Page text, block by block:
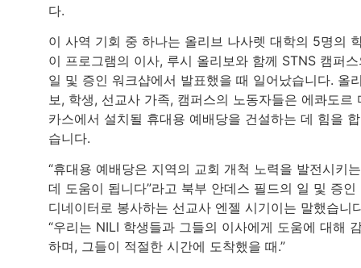
다.
이 사역 기회 중 하나는 올리브 나사렛 대학의 5명의
이 프로그램의 이사, 루시 올리보와 함께 STNS 캠퍼
일 및 증인 워크샵에서 발표했을 때 일어났습니다. 올
보, 학생, 선교사 가족, 캠퍼스의 노동자들은 에콰도르
카스에서 설치될 휴대용 예배당을 건설하는 데 힘을
습니다.
“휴대용 예배당은 지역의 교회 개척 노력을 발전시키는
데 도움이 됩니다”라고 북부 안데스 필드의 일 및 증인
디네이터로 봉사하는 선교사 엔젤 시기이는 말했습니
“우리는 NILI 학생들과 그들의 이사에게 도움에 대해
하며, 그들이 적절한 시간에 도착했을 때.”